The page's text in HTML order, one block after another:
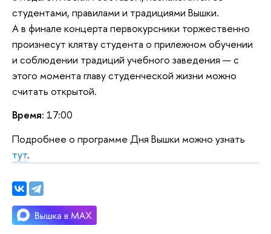
студентами, правилами и традициями Вышки.
А в финале концерта первокурсники торжественно
произнесут клятву студента о прилежном обучении
и соблюдении традиций учебного заведения — с
этого момента главу студенческой жизни можно
считать открытой.
Время: 17:00
Подробнее о программе Дня Вышки можно узнать
тут.